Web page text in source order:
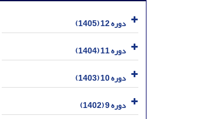
دوره 12 (1405)
دوره 11 (1404)
دوره 10 (1403)
دوره 9 (1402)